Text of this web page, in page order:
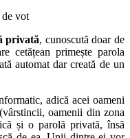
vot
privată, cunoscută doar de
cetățean primește parola
automat dar creată de un
adică acei oameni
oamenii din zona
și o parolă privată, însă